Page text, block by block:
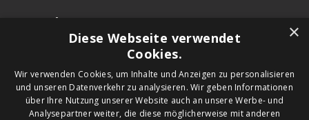
Tanks
Gebrauchte Tanks kaufen
Tank mieten
Tanks verkaufen
Maßgeschneiderter Tank
×
Diese Webseite verwendet
Cookies.
Wir verwenden Cookies, um Inhalte und Anzeigen zu personalisieren
und unseren Datenverkehr zu analysieren. Wir geben Informationen
über Ihre Nutzung unserer Website auch an unsere Werbe- und
Analysepartner weiter, die diese möglicherweise mit anderen